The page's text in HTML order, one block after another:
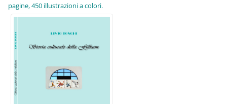
pagine, 450 illustrazioni a colori.